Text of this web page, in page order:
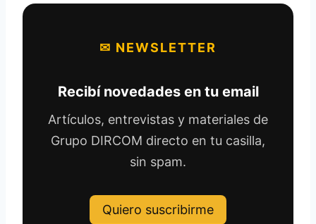
✉ NEWSLETTER
Recibí novedades en tu email
Artículos, entrevistas y materiales de
Grupo DIRCOM directo en tu casilla,
sin spam.
Quiero suscribirme